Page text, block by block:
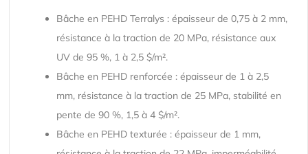
Bâche en PEHD Terralys : épaisseur de 0,75 à 2 mm,
résistance à la traction de 20 MPa, résistance aux
UV de 95 %, 1 à 2,5 $/m².
Bâche en PEHD renforcée : épaisseur de 1 à 2,5
mm, résistance à la traction de 25 MPa, stabilité en
pente de 90 %, 1,5 à 4 $/m².
Bâche en PEHD texturée : épaisseur de 1 mm,